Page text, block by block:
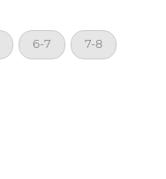
6-7 7-8